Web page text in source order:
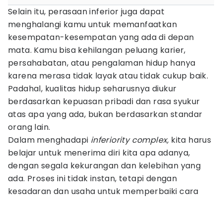
Selain itu, perasaan inferior juga dapat
menghalangi kamu untuk memanfaatkan
kesempatan-kesempatan yang ada di depan
mata. Kamu bisa kehilangan peluang karier,
persahabatan, atau pengalaman hidup hanya
karena merasa tidak layak atau tidak cukup baik.
Padahal, kualitas hidup seharusnya diukur
berdasarkan kepuasan pribadi dan rasa syukur
atas apa yang ada, bukan berdasarkan standar
orang lain.
Dalam menghadapi inferiority complex, kita harus
belajar untuk menerima diri kita apa adanya,
dengan segala kekurangan dan kelebihan yang
ada. Proses ini tidak instan, tetapi dengan
kesadaran dan usaha untuk memperbaiki cara